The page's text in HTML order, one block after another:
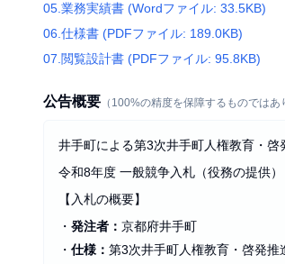
05.業務実績書 (Wordファイル: 33.5KB)
06.仕様書 (PDFファイル: 189.0KB)
07.閲覧設計書 (PDFファイル: 95.8KB)
公告概要 （100%の精度を保障するものではあ
井手町による第3次井手町人権教育・
令和8年度 一般競争入札（役務の提供）
【入札の概要】
・ 発注者： 京都府井手町
・ 仕様： 第3次井手町人権教育・啓発